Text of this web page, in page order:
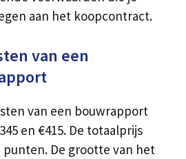
aan het koopcontract.
van een
van een bouwrapport
en €415. De totaalprijs
punten. De grootte van het